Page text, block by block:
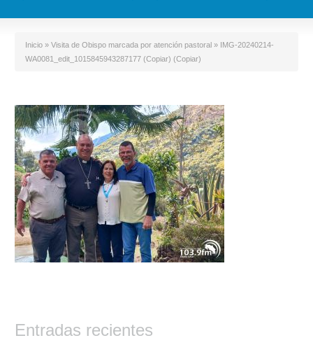
Inicio » Visita de Obispo marcada por atención pastoral » IMG-20240214-
WA0081_edit_1015845943287177 (Copiar) (Copiar)
Entradas recientes